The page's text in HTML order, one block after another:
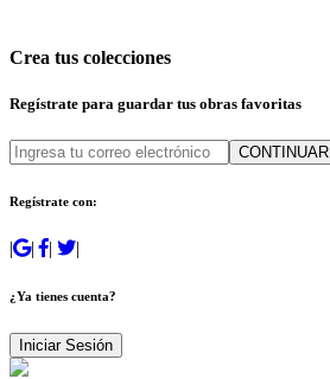
Crea tus colecciones
Regístrate para guardar tus obras favoritas
CONTINUAR
Regístrate con:
| | | |
¿Ya tienes cuenta?
Iniciar Sesión